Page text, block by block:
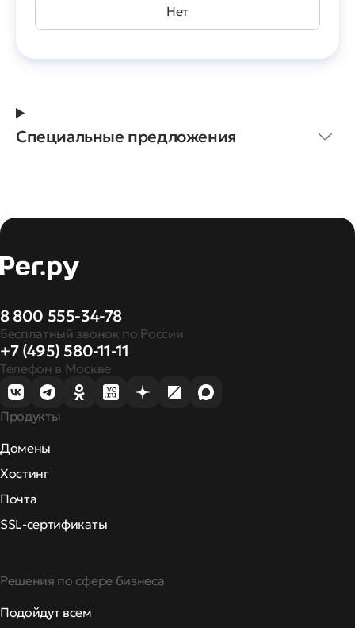
Нет
Специальные предложения
8 800 555-34-78
Бесплатный звонок по России
+7 (495) 580-11-11
Телефон в Москве
Продукты
Домены
Хостинг
Почта
SSL-сертификаты
Решения по сфере бизнеса
Подойдут всем